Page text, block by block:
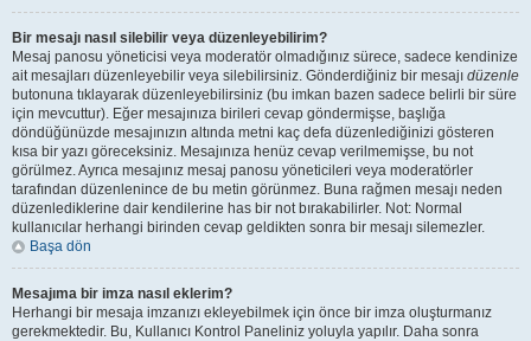
Bir mesajı nasıl silebilir veya düzenleyebilirim?
Mesaj panosu yöneticisi veya moderatör olmadığınız sürece, sadece kendinize
ait mesajları düzenleyebilir veya silebilirsiniz. Gönderdiğiniz bir mesajı düzenle
butonuna tıklayarak düzenleyebilirsiniz (bu imkan bazen sadece belirli bir süre
için mevcuttur). Eğer mesajınıza birileri cevap göndermişse, başlığa
döndüğünüzde mesajınızın altında metni kaç defa düzenlediğinizi gösteren
kısa bir yazı göreceksiniz. Mesajınıza henüz cevap verilmemişse, bu not
görülmez. Ayrıca mesajınız mesaj panosu yöneticileri veya moderatörler
tarafından düzenlenince de bu metin görünmez. Buna rağmen mesajı neden
düzenlediklerine dair kendilerine has bir not bırakabilirler. Not: Normal
kullanıcılar herhangi birinden cevap geldikten sonra bir mesajı silemezler.
Başa dön
Mesajıma bir imza nasıl eklerim?
Herhangi bir mesaja imzanızı ekleyebilmek için önce bir imza oluşturmanız
gerekmektedir. Bu, Kullanıcı Kontrol Paneliniz yoluyla yapılır. Daha sonra